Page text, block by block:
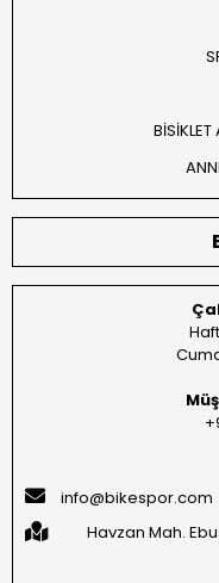
info@bikespor.com
Havzan Mah.